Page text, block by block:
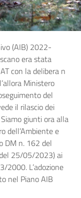
(AIB) 2022-
era stata
con la delibera n
Ministero
del
il rilascio dei
giunti ora alla
dell’Ambiente e
DM n. 162 del
25/05/2023) ai
2000. L’adozione
nel Piano AIB